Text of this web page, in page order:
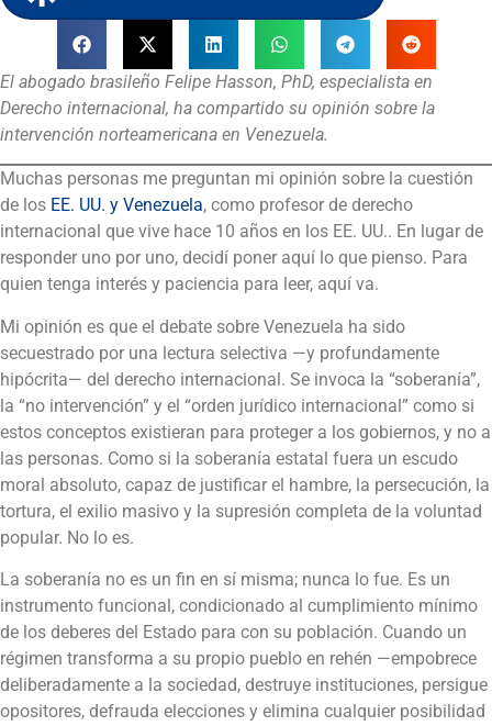
El abogado brasileño Felipe Hasson, PhD, especialista en
Derecho internacional, ha compartido su opinión sobre la
intervención norteamericana en Venezuela.
Muchas personas me preguntan mi opinión sobre la cuestión
de los EE. UU. y Venezuela, como profesor de derecho
internacional que vive hace 10 años en los EE. UU.. En lugar de
responder uno por uno, decidí poner aquí lo que pienso. Para
quien tenga interés y paciencia para leer, aquí va.
Mi opinión es que el debate sobre Venezuela ha sido
secuestrado por una lectura selectiva —y profundamente
hipócrita— del derecho internacional. Se invoca la “soberanía”,
la “no intervención” y el “orden jurídico internacional” como si
estos conceptos existieran para proteger a los gobiernos, y no a
las personas. Como si la soberanía estatal fuera un escudo
moral absoluto, capaz de justificar el hambre, la persecución, la
tortura, el exilio masivo y la supresión completa de la voluntad
popular. No lo es.
La soberanía no es un fin en sí misma; nunca lo fue. Es un
instrumento funcional, condicionado al cumplimiento mínimo
de los deberes del Estado para con su población. Cuando un
régimen transforma a su propio pueblo en rehén —empobrece
deliberadamente a la sociedad, destruye instituciones, persigue
opositores, defrauda elecciones y elimina cualquier posibilidad